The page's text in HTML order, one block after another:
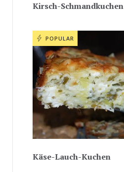
Kirsch-Schmandkuchen
POPULAR
Käse-Lauch-Kuchen